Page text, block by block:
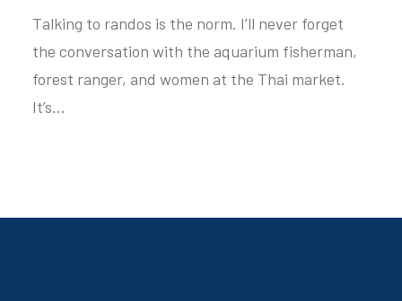
Talking to randos is the norm. I’ll never forget
the conversation with the aquarium fisherman,
forest ranger, and women at the Thai market.
It’s…